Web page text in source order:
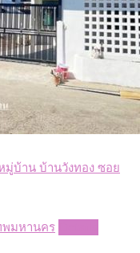
มู่บ้าน บ้านวังทอง ซอย
พมหานคร